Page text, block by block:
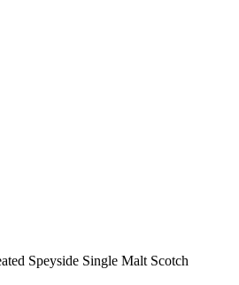
Speyside Single Malt Scotch